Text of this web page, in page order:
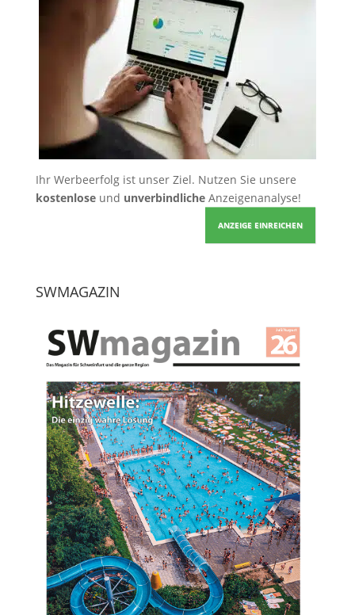
Ihr Werbeerfolg ist unser Ziel. Nutzen Sie unsere
kostenloseund unverbindlicheAnzeigenanalyse!
ANZEIGE EINREICHEN
SWMAGAZIN